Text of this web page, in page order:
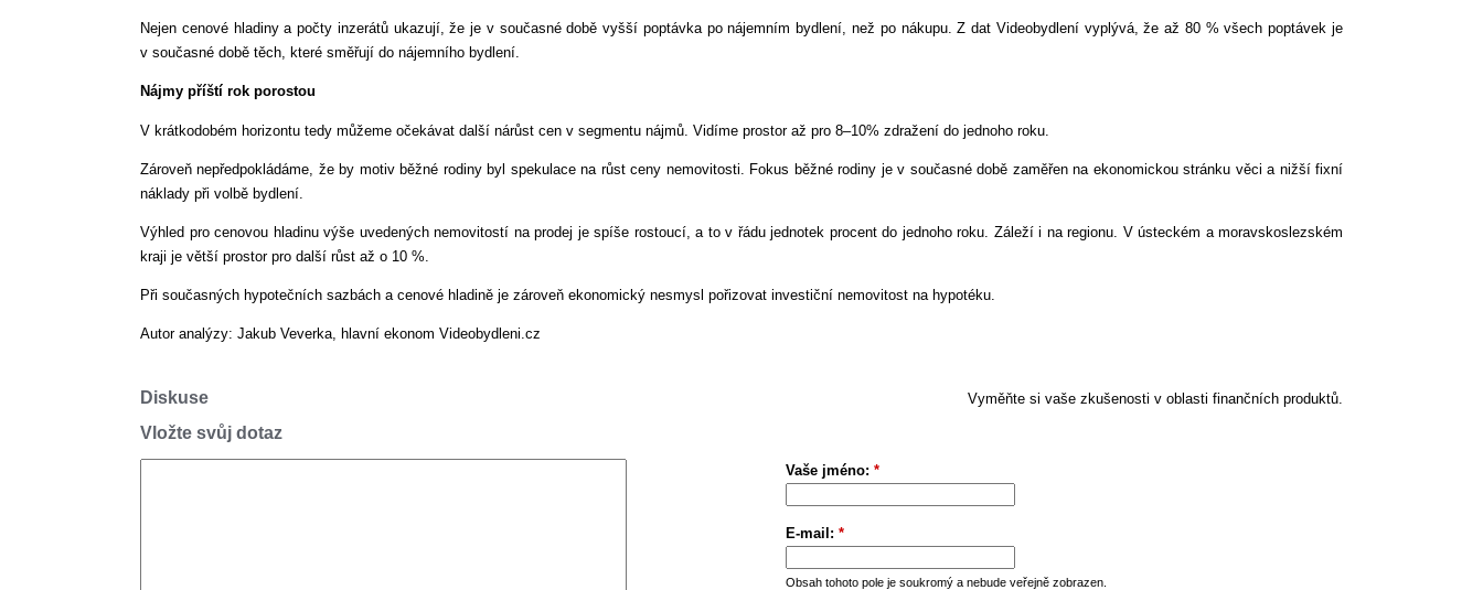
Nejen cenové hladiny a počty inzerátů ukazují, že je v současné době vyšší poptávka po nájemním bydlení, než po nákupu. Z dat Videobydlení vyplývá, že až 80 % všech poptávek je
v současné době těch, které směřují do nájemního bydlení.
Nájmy příští rok porostou
V krátkodobém horizontu tedy můžeme očekávat další nárůst cen v segmentu nájmů. Vidíme prostor až pro 8–10% zdražení do jednoho roku.
Zároveň nepředpokládáme, že by motiv běžné rodiny byl spekulace na růst ceny nemovitosti. Fokus běžné rodiny je v současné době zaměřen na ekonomickou stránku věci a nižší fixní
náklady při volbě bydlení.
Výhled pro cenovou hladinu výše uvedených nemovitostí na prodej je spíše rostoucí, a to v řádu jednotek procent do jednoho roku. Záleží i na regionu. V ústeckém a moravskoslezském
kraji je větší prostor pro další růst až o 10 %.
Při současných hypotečních sazbách a cenové hladině je zároveň ekonomický nesmysl pořizovat investiční nemovitost na hypotéku.
Autor analýzy: Jakub Veverka, hlavní ekonom Videobydleni.cz
Vyměňte si vaše zkušenosti v oblasti finančních produktů.
Diskuse
Vložte svůj dotaz
Vaše jméno: *
E-mail: *
Obsah tohoto pole je soukromý a nebude veřejně zobrazen.